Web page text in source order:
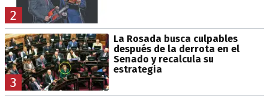
2
3
La Rosada busca culpables
después de la derrota en el
Senado y recalcula su
estrategia